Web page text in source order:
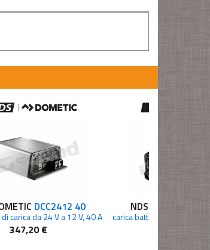
DCC2412 40
carica da 24 V a 12 V, 40 A
347,20 €
NDS DOMETIC
453,40 €